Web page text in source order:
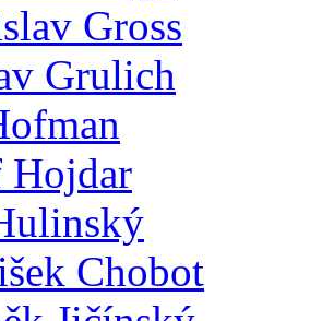
Gross
Grulich
Hojdar
Chobot